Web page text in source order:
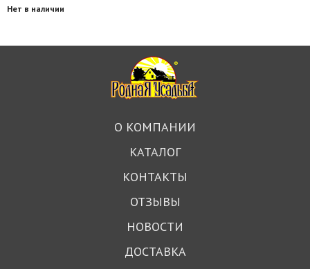
Нет в наличии
О КОМПАНИИ
КАТАЛОГ
КОНТАКТЫ
ОТЗЫВЫ
НОВОСТИ
ДОСТАВКА